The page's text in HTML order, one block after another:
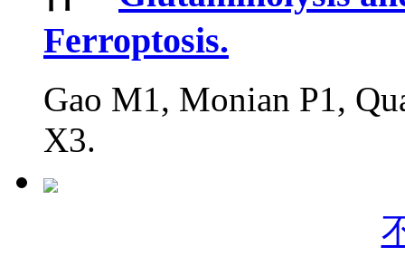
Ferroptosis.
Gao M1, Monian P1,
X3.